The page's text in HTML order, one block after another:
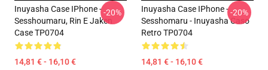
Inuyasha Case IPhone -
Sesshoumaru, Rin E Jaken
Case TP0704
14,81 € - 16,10 €
-20%
Inuyasha Case IPhone -
Sesshomaru - Inuyasha Caso
Retro TP0704
14,81 € - 16,10 €
-20%